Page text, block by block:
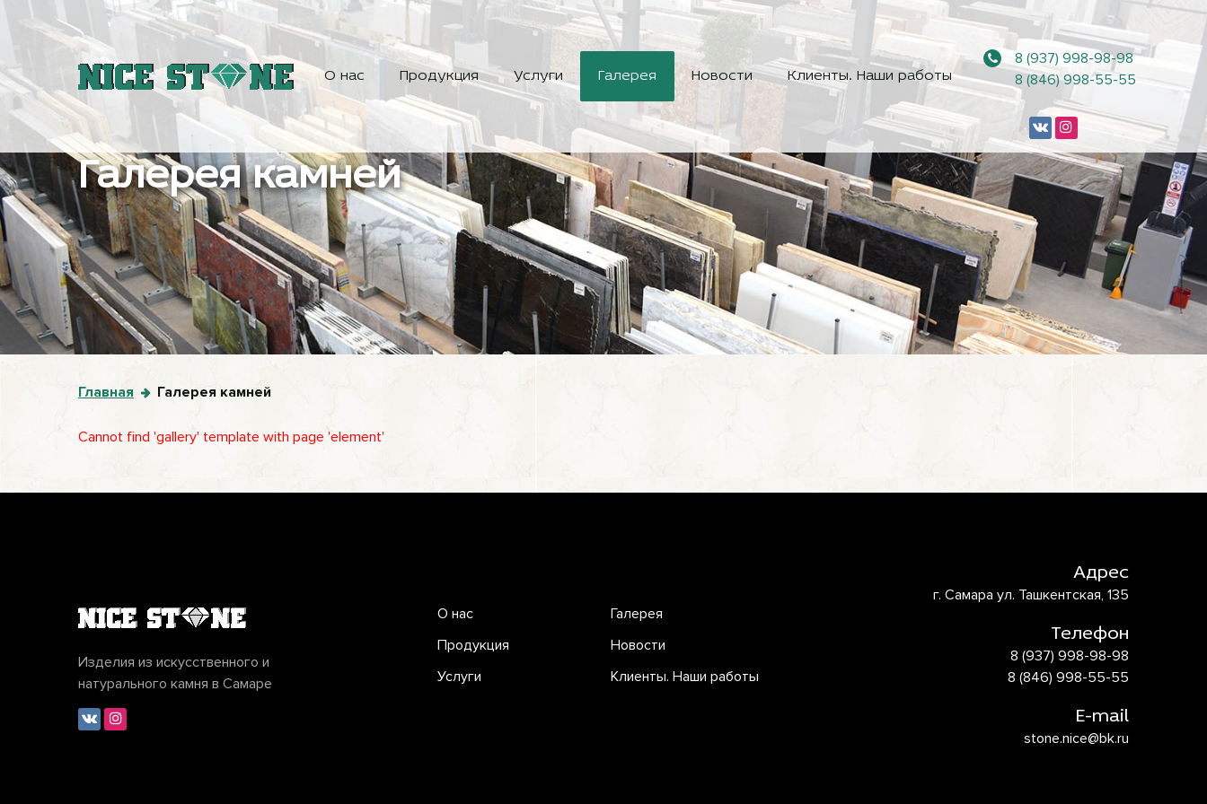
О нас Продукция Услуги Галерея Новости Клиенты. Наши работы
8 (937) 998-98-98
8 (846) 998-55-55
Галерея камней
Главная Галерея камней
Cannot find 'gallery' template with page 'element'
Изделия из искусственного и
натурального камня в Самаре
О нас
Продукция
Услуги
Галерея
Новости
Клиенты. Наши работы
Адрес
г. Самара ул. Ташкентская, 135
Телефон
8 (937) 998-98-98
8 (846) 998-55-55
E-mail
stone.nice@bk.ru